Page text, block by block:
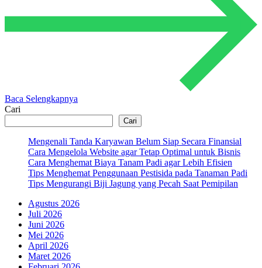
Baca Selengkapnya
Cari
Cari
Mengenali Tanda Karyawan Belum Siap Secara Finansial
Cara Mengelola Website agar Tetap Optimal untuk Bisnis
Cara Menghemat Biaya Tanam Padi agar Lebih Efisien
Tips Menghemat Penggunaan Pestisida pada Tanaman Padi
Tips Mengurangi Biji Jagung yang Pecah Saat Pemipilan
Agustus 2026
Juli 2026
Juni 2026
Mei 2026
April 2026
Maret 2026